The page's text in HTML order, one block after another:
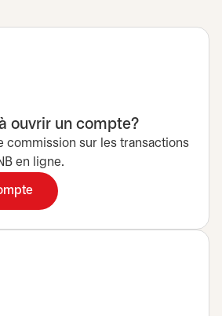
ouvrir un compte?
commission sur les transactions
en ligne.